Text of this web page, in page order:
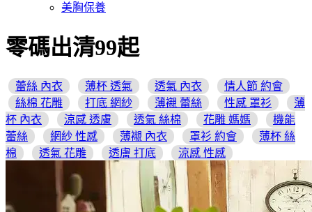
美胸保養
零碼出清99起
蕾絲 內衣 薄杯 透氣 透氣 內衣
情人節 約會
絲棉 花雕
打底 網紗 薄襯 蕾絲 性感 罩衫
薄
杯 內衣
涼感 透膚 透氣 絲棉 花雕 媽媽
機能
蕾絲
網紗 性感 薄襯 內衣 罩衫 約會
薄杯 絲
棉
透氣 花雕 透膚 打底 涼感 性感